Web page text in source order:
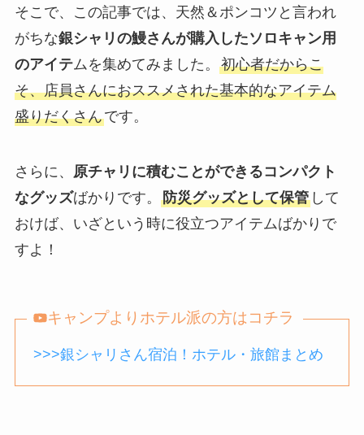
そこで、この記事では、天然＆ポンコツと言われ
がちな銀シャリの鰻さんが購入したソロキャン用
のアイテムを集めてみました。 初心者だからこ
そ、店員さんにおススメされた基本的なアイテム
盛りだくさんです。
さらに、
原チャリに積むことができるコンパクト
なグッズばかりです。 防災グッズとして保管して
おけば、いざという時に役立つアイテムばかりで
すよ！
キャンプよりホテル派の方はコチラ
>>>銀シャリさん宿泊！ホテル・旅館まとめ